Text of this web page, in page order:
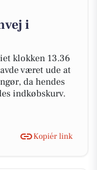
i
klokken 13.36
været ude at
da hendes
indkøbskurv.
Kopiér link